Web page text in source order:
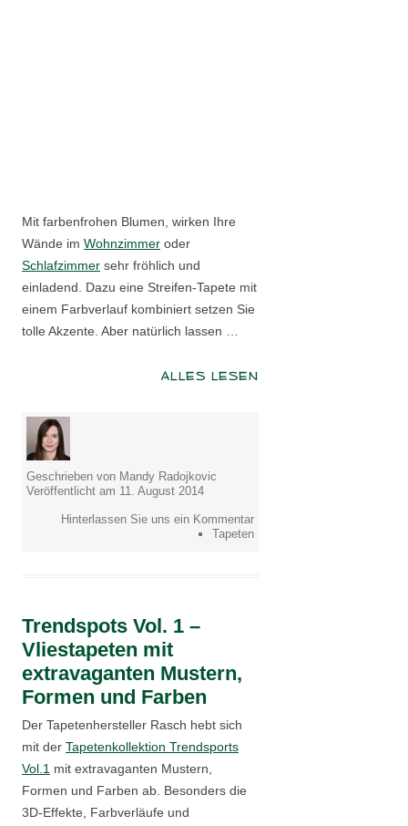
Mit farbenfrohen Blumen, wirken Ihre
Wände im Wohnzimmer oder
Schlafzimmer sehr fröhlich und
einladend. Dazu eine Streifen-Tapete mit
einem Farbverlauf kombiniert setzen Sie
tolle Akzente. Aber natürlich lassen …
ALLES LESEN
Geschrieben von Mandy Radojkovic
Veröffentlicht am 11. August 2014
Hinterlassen Sie uns ein Kommentar
Tapeten
Trendspots Vol. 1 –
Vliestapeten mit
extravaganten Mustern,
Formen und Farben
Der Tapetenhersteller Rasch hebt sich
mit der Tapetenkollektion Trendsports
Vol.1 mit extravaganten Mustern,
Formen und Farben ab. Besonders die
3D-Effekte, Farbverläufe und